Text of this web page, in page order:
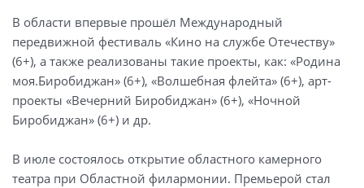
В области впервые прошёл Международный
передвижной фестиваль «Кино на службе Отечеству»
(6+), а также реализованы такие проекты, как: «Родина
моя.Биробиджан» (6+), «Волшебная флейта» (6+), арт-
проекты «Вечерний Биробиджан» (6+), «Ночной
Биробиджан» (6+) и др.
В июле состоялось открытие областного камерного
театра при Областной филармонии. Премьерой стал